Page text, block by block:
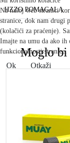
HZZO POMAGALA
Moglo bi
Na našoj web stranici
stranice, dok nam drugi
(kolačići za praćenje).
Imajte na umu da ako ih
funkcionalnosti stranice.
Ok Otkaži